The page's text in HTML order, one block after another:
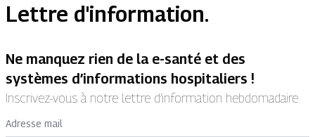
Lettre d'information.
Ne manquez rien de la e-santé et des
systèmes d’informations hospitaliers !
Inscrivez-vous à notre lettre d’information hebdomadaire.
Adresse mail